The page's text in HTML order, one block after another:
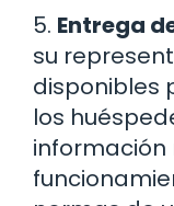
5. Entrega
su
disponibles
los
información